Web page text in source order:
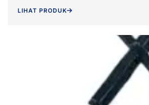
LIHAT PRODUK